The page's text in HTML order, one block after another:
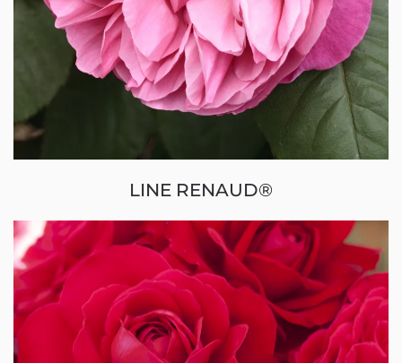
LINE RENAUD®